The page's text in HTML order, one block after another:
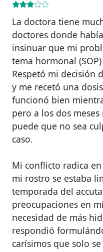
La doctora tiene
doctores donde
insinuar que mi
tema hormonal
Respetó mi decisión
y me recetó una
funcionó bien
pero a los dos
puede que no sea
caso.
Mi conflicto radica
mi rostro se estaba
temporada del
preocupaciones en
necesidad de más
respondió
carísimos que solo